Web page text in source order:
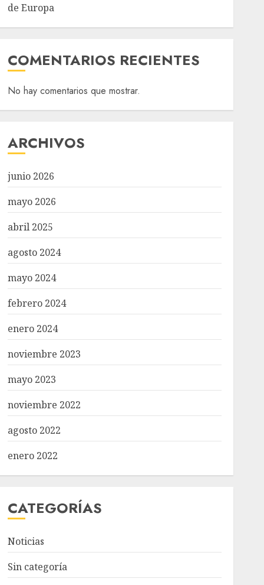
de Europa
COMENTARIOS RECIENTES
No hay comentarios que mostrar.
ARCHIVOS
junio 2026
mayo 2026
abril 2025
agosto 2024
mayo 2024
febrero 2024
enero 2024
noviembre 2023
mayo 2023
noviembre 2022
agosto 2022
enero 2022
CATEGORÍAS
Noticias
Sin categoría